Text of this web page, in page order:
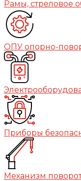
Рамы, стреловое
ОПУ опорно-
Приборы
Механизм